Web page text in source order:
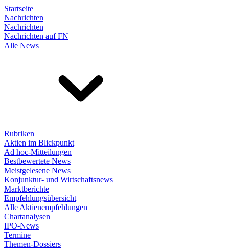
Startseite
Nachrichten
Nachrichten
Nachrichten auf FN
Alle News
Rubriken
Aktien im Blickpunkt
Ad hoc-Mitteilungen
Bestbewertete News
Meistgelesene News
Konjunktur- und Wirtschaftsnews
Marktberichte
Empfehlungsübersicht
Alle Aktienempfehlungen
Chartanalysen
IPO-News
Termine
Themen-Dossiers